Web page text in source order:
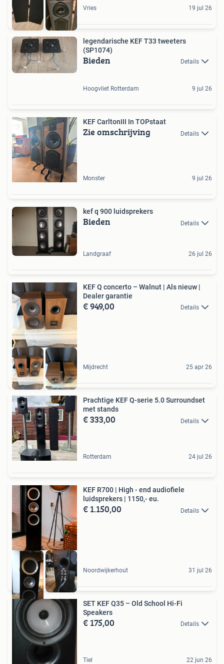
Vries 19 jul 26
legendarische KEF T33 tweeters
(SP1074)
Bieden Details
Hoogvliet Rotterdam 9 jul 26
KEF CarltonIII In TOPstaat
Zie omschrijving Details
Monster 9 jul 26
kef q 900 luidsprekers
Bieden Details
Landgraaf 26 jul 26
KEF Q concerto – Walnut | Als nieuw |
Dealer garantie
€ 949,00 Details
Mijdrecht 25 apr 26
Prachtige KEF Q-serie 5.0 Surroundset
met stands
€ 333,00 Details
Rotterdam 24 jul 26
KEF R700 | High - end audiofiele
luidsprekers | 1150,- eu.
€ 1.150,00 Details
Noordwijkerhout 31 jul 26
SET KEF Q35 – Old School Hi-Fi
Speakers
€ 175,00 Details
Tiel 22 jun 26